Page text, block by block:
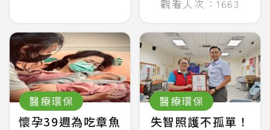
觀看人次：1663
醫療環保
懷孕39週為吃章魚
醫療環保
失智照護不孤單！